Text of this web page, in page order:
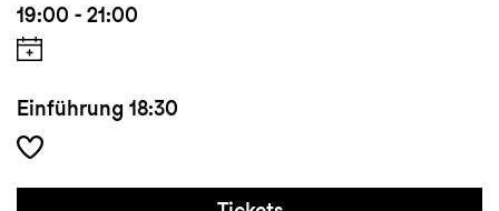
19:00 - 21:00
Einführung 18:30